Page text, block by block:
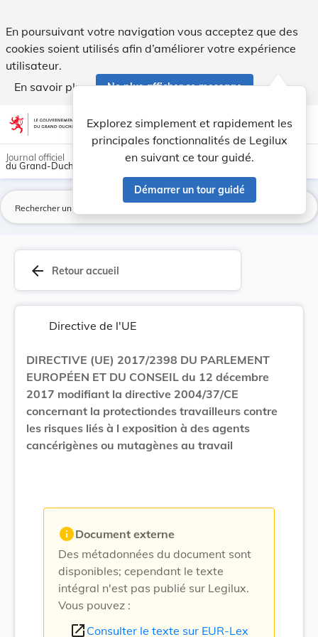
En poursuivant votre navigation vous acceptez que des
cookies soient utilisés afin d’améliorer votre expérience
utilisateur.
En savoir plus
Ne plus afficher ce message
Aller au contenu account_circle help Aide
Explorez simplement et rapidement les
principales fonctionnalités de Legilux
en suivant ce tour guidé.
Démarrer un tour guidé
light_mode dark_mode
Journal officiel
du Grand-Duché de Luxembourg
arrow_back Retour accueil
Directive de l'UE
DIRECTIVE (UE) 2017/2398 DU PARLEMENT
EUROPÉEN ET DU CONSEIL du 12 décembre
2017 modifiant la directive 2004/37/CE
concernant la protectiondes travailleurs contre
les risques liés à l exposition à des agents
cancérigènes ou mutagènes au travail
infoDocument externe
Des métadonnées du document sont
disponibles; cependant le texte
intégral n'est pas publié sur Legilux.
Vous pouvez :
open_in_new Consulter le texte sur EUR-Lex